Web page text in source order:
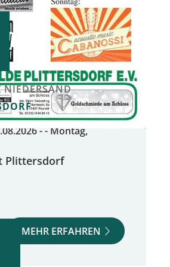
NIEDERSAND
- - Montag,
Plittersdorf
MEHR ERFAHREN